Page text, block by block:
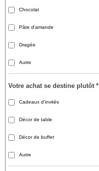
Chocolat
Pâte d'amande
Dragée
Autre
Votre achat se destine plutôt*
Cadeaux d'invités
Décor de table
Décor de buffet
Autre